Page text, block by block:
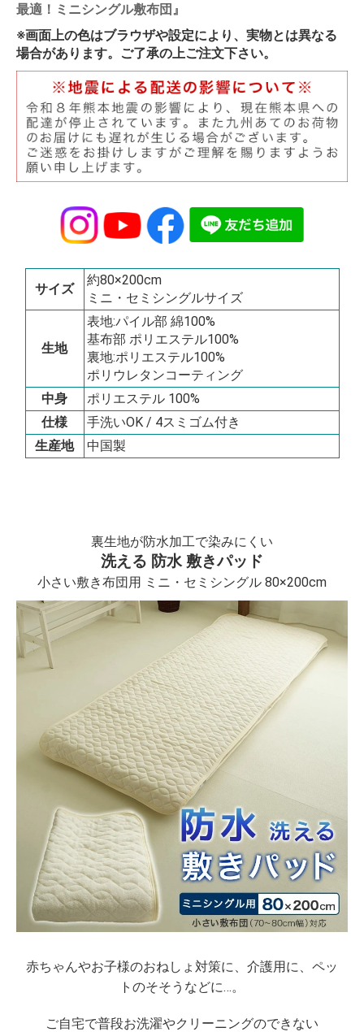
最適！ミニシングル敷布団』
※画面上の色はブラウザや設定により、実物とは異なる
場合があります。ご了承の上ご注文下さい。
サイズ
約80×200cm
ミニ・セミシングルサイズ
生地
表地:パイル部 綿100%
基布部 ポリエステル100%
裏地:ポリエステル100%
ポリウレタンコーティング
中身
ポリエステル 100%
仕様
手洗いOK / 4スミゴム付き
生産地
中国製
裏生地が防水加工で染みにくい
洗える 防水 敷きパッド
小さい敷き布団用 ミニ・セミシングル 80×200cm
赤ちゃんやお子様のおねしょ対策に、介護用に、ペッ
トのそそうなどに…。
ご自宅で普段お洗濯やクリーニングのできない